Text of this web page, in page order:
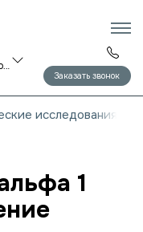
Санкт-Петербург ул. Манчестерская, д. 5, корп. 1
Заказать звонок
исследования
1